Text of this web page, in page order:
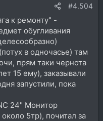
#4.504
к ремонту" -
обугливания
в одночасье) там
прям таки чернота
15 ему), заказывали
запустили, пока
24" Монитор
5тр), почитал за